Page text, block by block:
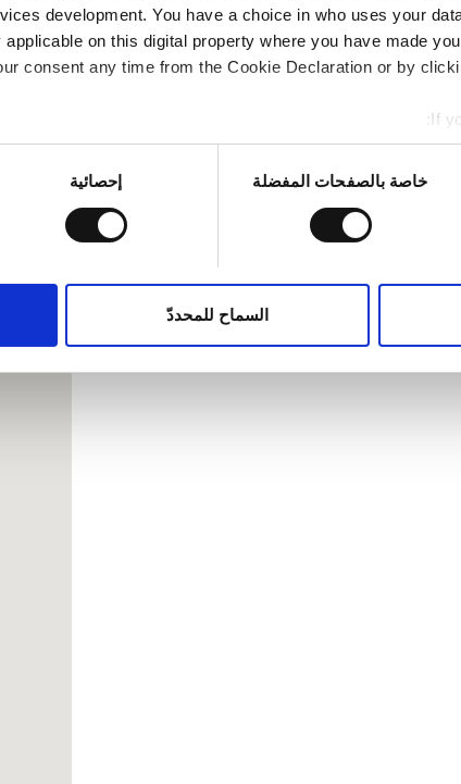
development. You have a choice in who uses your
on this digital property where you have made
consent any time from the Cookie Declaration or by
If
about your geographical location which can be accurate
your device by actively scanning it for specific
how your personal data is processed and set your
فنحن نشارك المعلومات حول استخدامك لموقعنا مع شركائنا من
يمكنهم إضافة هذه المعلومات إلى معلومات أخرى تقدمها لهم
خاصة بالصفحات المفضلة إحصائية
السماح للمحددّ
حجز مبدئي